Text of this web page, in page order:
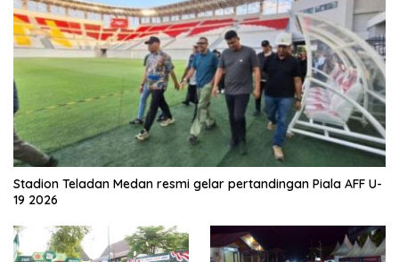
Stadion Teladan Medan resmi gelar pertandingan Piala AFF U-
19 2026